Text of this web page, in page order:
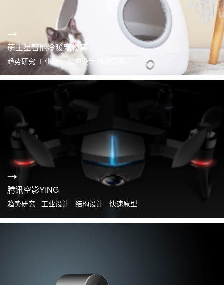
萌王星智能冷暖宠物窝
趋势研究 工业设计 结构设计 快速原型
腾讯空影YING
趋势研究 工业设计 结构设计 快速原型